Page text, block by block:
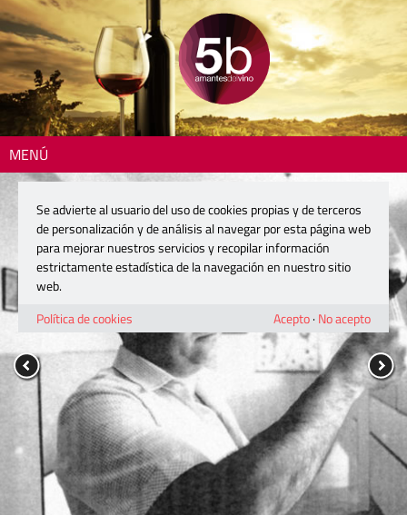
MENÚ
Se advierte al usuario del uso de cookies propias y de terceros
de personalización y de análisis al navegar por esta página web
para mejorar nuestros servicios y recopilar información
estrictamente estadística de la navegación en nuestro sitio
web.
Política de cookies
Acepto· No acepto